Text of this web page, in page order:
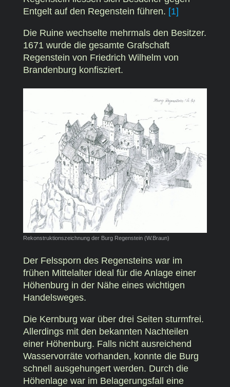
Entgelt auf den Regenstein führen. [1]
Die Ruine wechselte mehrmals den Besitzer.
1671 wurde die gesamte Grafschaft
Regenstein von Friedrich Wilhelm von
Brandenburg konfisziert.
Rekonstruktionszeichnung der Burg Regenstein (W.Braun)
Der Felssporn des Regensteins war im
frühen Mittelalter ideal für die Anlage einer
Höhenburg in der Nähe eines wichtigen
Handelsweges.
Die Kernburg war über drei Seiten sturmfrei.
Allerdings mit den bekannten Nachteilen
einer Höhenburg. Falls nicht ausreichend
Wasservorräte vorhanden, konnte die Burg
schnell ausgehungert werden. Durch die
Höhenlage war im Belagerungsfall eine